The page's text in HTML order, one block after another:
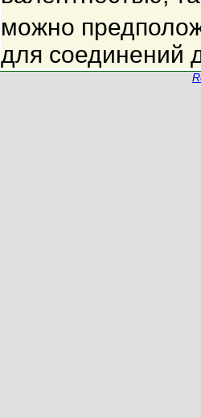
можно
для соединений